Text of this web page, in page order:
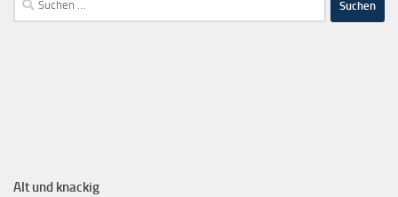
Alt und knackig